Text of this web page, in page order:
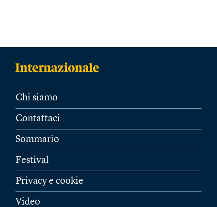
Chi siamo
Contattaci
Sommario
Festival
Privacy e cookie
Video